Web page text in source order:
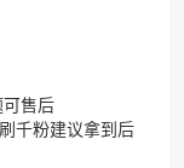
可售后
千粉建议拿到后